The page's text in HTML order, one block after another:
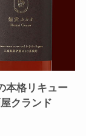
本格リキュー
クランド